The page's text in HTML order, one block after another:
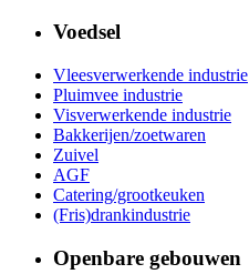
Voedsel
Vleesverwerkende industrie
Pluimvee industrie
Visverwerkende industrie
Bakkerijen/zoetwaren
Zuivel
AGF
Catering/grootkeuken
(Fris)drankindustrie
Openbare gebouwen